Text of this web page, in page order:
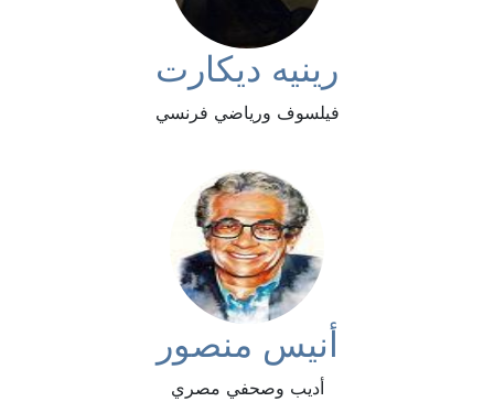
رينيه ديكارت
فيلسوف ورياضي فرنسي
أنيس منصور
أديب وصحفي مصري